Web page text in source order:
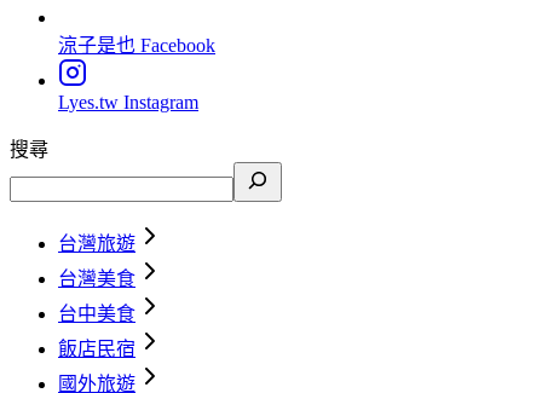
涼子是也 Facebook
Lyes.tw Instagram
搜尋
台灣旅遊
台灣美食
台中美食
飯店民宿
國外旅遊